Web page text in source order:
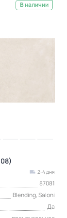
В наличии
2-4 дня
87081
Blending, Saloni
Да